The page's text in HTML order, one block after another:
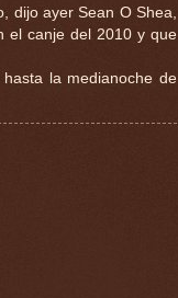
dijo ayer Sean O Shea,
el canje del 2010 y que
la medianoche de